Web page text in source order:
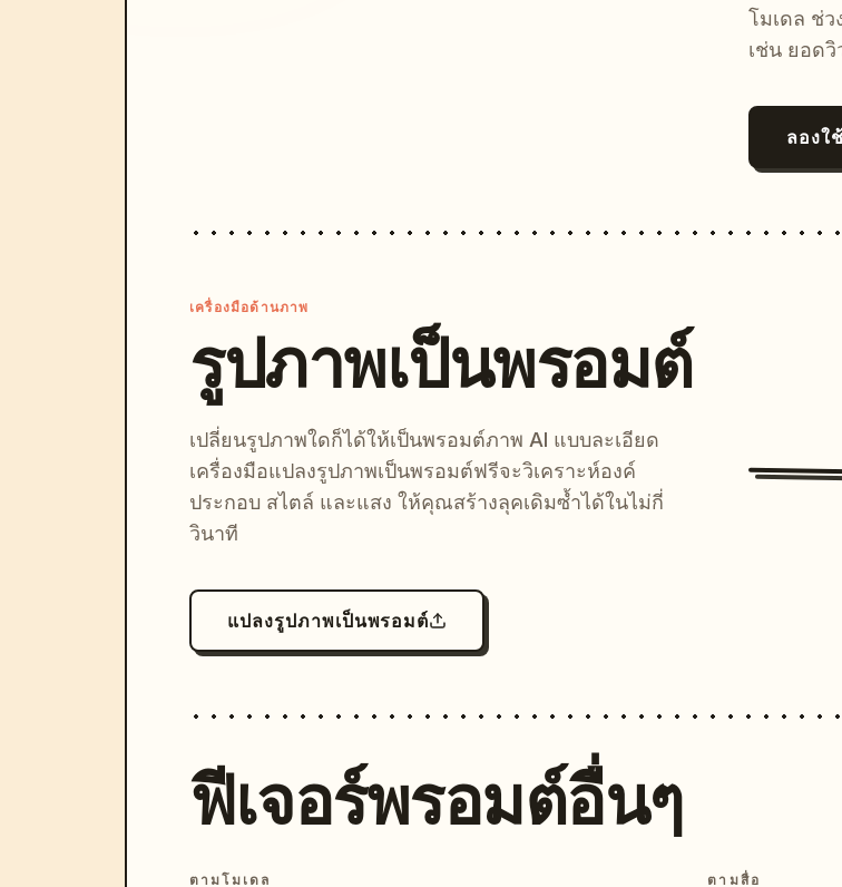
โมเดล ช่ว
เช่น ยอด
ลองใ
เครื่องมือด้านภาพ
รูปภาพเป็นพรอมต์
เปลี่ยนรูปภาพใดก็ได้ให้เป็นพรอมต์ภาพ AI แบบละเอียด
เครื่องมือแปลงรูปภาพเป็นพรอมต์ฟรีจะวิเคราะห์องค์
ประกอบ สไตล์ และแสง ให้คุณสร้างลุคเดิมซ้ำได้ในไม่กี่
วินาที
แปลงรูปภาพเป็นพรอมต์
ฟีเจอร์พรอมต์อื่นๆ
ตามโมเดล ตามสื่อ